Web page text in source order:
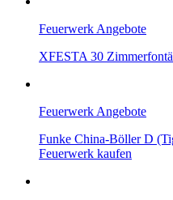
Feuerwerk Angebote
XFESTA 30
Feuerwerk Angebote
Funke China-Böller D
Feuerwerk kaufen